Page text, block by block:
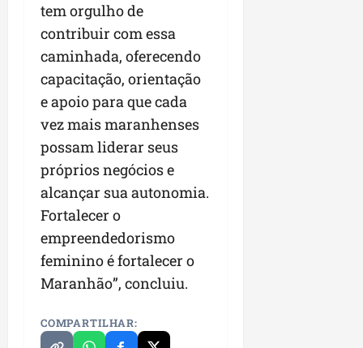
tem orgulho de
contribuir com essa
caminhada, oferecendo
capacitação, orientação
e apoio para que cada
vez mais maranhenses
possam liderar seus
próprios negócios e
alcançar sua autonomia.
Fortalecer o
empreendedorismo
feminino é fortalecer o
Maranhão”, concluiu.
COMPARTILHAR: